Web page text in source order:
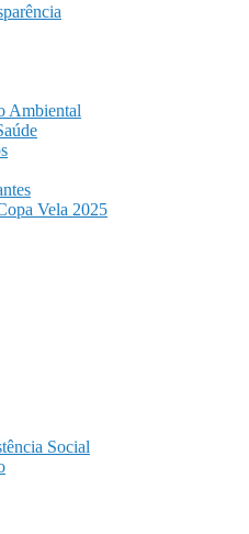
Ambiental
Vela 2025
Social